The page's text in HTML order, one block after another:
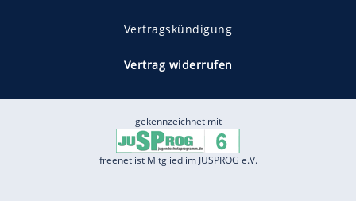
Vertragskündigung
Vertrag widerrufen
gekennzeichnet mit
freenet ist Mitglied im JUSPROG e.V.